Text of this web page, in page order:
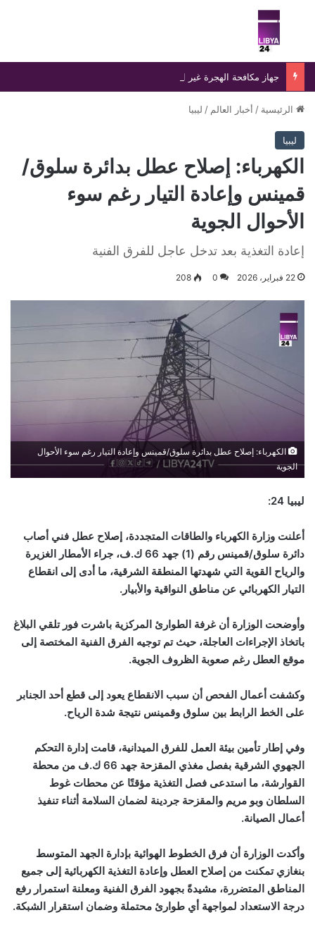
بحث عن
الرئيسية / أخبار العالم / ليبيا
ليبيا
الكهرباء: إصلاح عطل بدائرة سلوق/
قمينس وإعادة التيار رغم سوء
الأحوال الجوية
إعادة التغذية بعد تدخل عاجل للفرق الفنية
22 فبراير، 2026 0
208
الكهرباء: إصلاح عطل بدائرة سلوق/قمينس وإعادة التيار رغم سوء الأحوال
الجوية
ليبيا 24:
أعلنت وزارة الكهرباء والطاقات المتجددة، إصلاح عطل فني أصاب
دائرة سلوق/قمينس رقم (1) جهد 66 ك.ف، جراء الأمطار الغزيرة
والرياح القوية التي شهدتها المنطقة الشرقية، ما أدى إلى انقطاع
التيار الكهربائي عن مناطق النواقية والأبيار .
وأوضحت الوزارة أن غرفة الطوارئ المركزية باشرت فور تلقي البلاغ
باتخاذ الإجراءات العاجلة، حيث تم توجيه الفرق الفنية المختصة إلى
موقع العطل رغم صعوبة الظروف الجوية.
وكشفت أعمال الفحص أن سبب الانقطاع يعود إلى قطع أحد الجنابر
على الخط الرابط بين سلوق وقمينس نتيجة شدة الرياح.
وفي إطار تأمين بيئة العمل للفرق الميدانية، قامت إدارة التحكم
الجهوي الشرقية بفصل مغذي المقزحة جهد 66 ك.ف من محطة
القوارشة، ما استدعى فصل التغذية مؤقتًا عن محطات غوط
السلطان وبو مريم والمقزحة جردينة لضمان السلامة أثناء تنفيذ
أعمال الصيانة.
وأكدت الوزارة أن فرق الخطوط الهوائية بإدارة الجهد المتوسط
بنغازي تمكنت من إصلاح العطل وإعادة التغذية الكهربائية إلى جميع
المناطق المتضررة، مشيدةً بجهود الفرق الفنية ومعلنة استمرار رفع
درجة الاستعداد لمواجهة أي طوارئ محتملة وضمان استقرار الشبكة.